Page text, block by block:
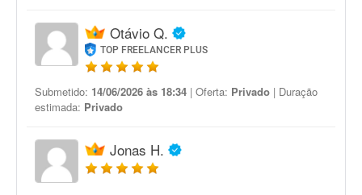
Otávio Q.
TOP FREELANCER PLUS
Submetido: 14/06/2026 às 18:34 | Oferta: Privado | Duração
estimada: Privado
Jonas H.